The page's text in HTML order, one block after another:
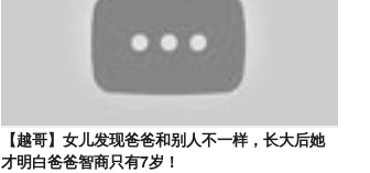
【越哥】女儿发现爸爸和别人不一样，长大后她
才明白爸爸智商只有7岁！